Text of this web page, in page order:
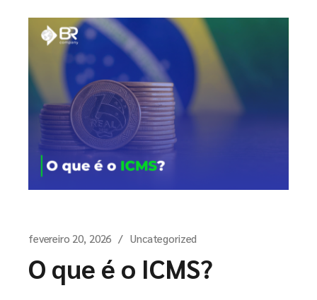
fevereiro 20, 2026 Uncategorized
O que é o ICMS?